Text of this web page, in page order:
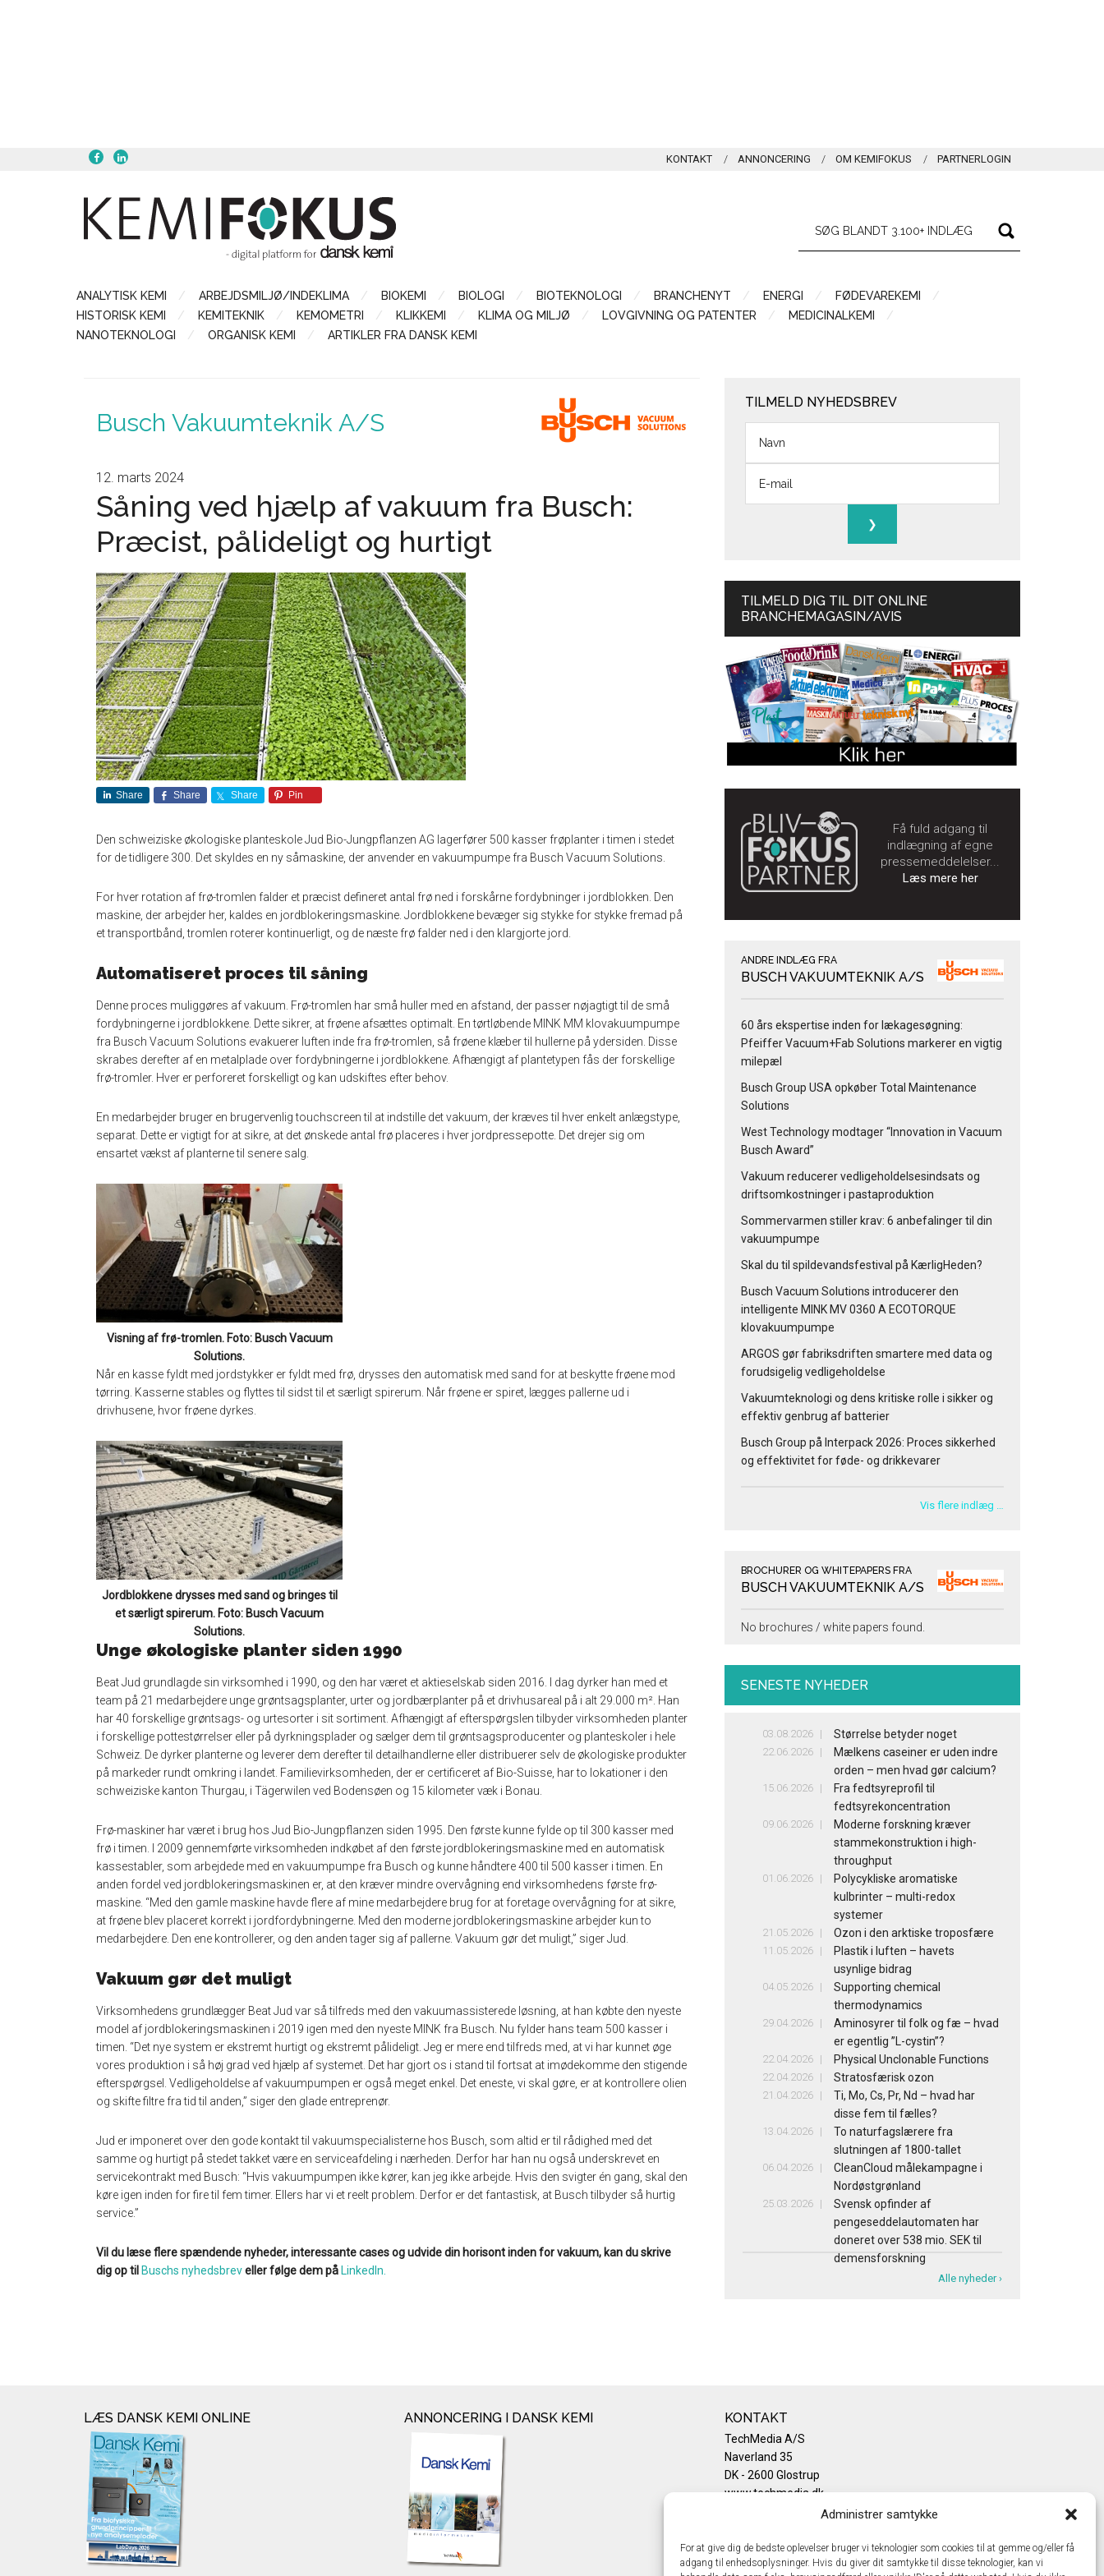
Administrer samtykke
For at give dig de bedste oplevelser bruger vi teknologier som cookies til at gemme og/eller få
adgang til enhedsoplysninger. Hvis du giver dit samtykke til disse teknologier, kan vi
KONTAKT ANNONCERING OM KEMIFOKUS PARTNERLOGIN
ANALYTISK KEMI ARBEJDSMILJØ/INDEKLIMA BIOKEMI BIOLOGI BIOTEKNOLOGI BRANCHENYT ENERGI
FØDEVAREKEMI
HISTORISK KEMI
KEMITEKNIK KEMOMETRI KLIKKEMI KLIMA OG MILJØ LOVGIVNING OG PATENTER
MEDICINALKEMI
NANOTEKNOLOGI
ORGANISK KEMI ARTIKLER FRA DANSK KEMI
Busch Vakuumteknik A/S
12. marts 2024
Såning ved hjælp af vakuum fra Busch:
Præcist, pålideligt og hurtigt
Share Share Share Pin
Den schweiziske økologiske planteskole Jud Bio-Jungpflanzen AG lagerfører 500 kasser frøplanter i timen i stedet
for de tidligere 300. Det skyldes en ny såmaskine, der anvender en vakuumpumpe fra Busch Vacuum Solutions.
For hver rotation af frø-tromlen falder et præcist defineret antal frø ned i forskårne fordybninger i jordblokken. Den
maskine, der arbejder her, kaldes en jordblokeringsmaskine. Jordblokkene bevæger sig stykke for stykke fremad på
et transportbånd, tromlen roterer kontinuerligt, og de næste frø falder ned i den klargjorte jord.
Automatiseret proces til såning
Denne proces muliggøres af vakuum. Frø-tromlen har små huller med en afstand, der passer nøjagtigt til de små
fordybningerne i jordblokkene. Dette sikrer, at frøene afsættes optimalt. En tørtløbende MINK MM klovakuumpumpe
fra Busch Vacuum Solutions evakuerer luften inde fra frø-tromlen, så frøene klæber til hullerne på ydersiden. Disse
skrabes derefter af en metalplade over fordybningerne i jordblokkene. Afhængigt af plantetypen fås der forskellige
frø-tromler. Hver er perforeret forskelligt og kan udskiftes efter behov.
En medarbejder bruger en brugervenlig touchscreen til at indstille det vakuum, der kræves til hver enkelt anlægstype,
separat. Dette er vigtigt for at sikre, at det ønskede antal frø placeres i hver jordpressepotte. Det drejer sig om
ensartet vækst af planterne til senere salg.
Visning af frø-tromlen. Foto: Busch Vacuum
Solutions.
Når en kasse fyldt med jordstykker er fyldt med frø, drysses den automatisk med sand for at beskytte frøene mod
tørring. Kasserne stables og flyttes til sidst til et særligt spirerum. Når frøene er spiret, lægges pallerne ud i
drivhusene, hvor frøene dyrkes.
Jordblokkene drysses med sand og bringes til
et særligt spirerum. Foto: Busch Vacuum
Solutions.
Unge økologiske planter siden 1990
Beat Jud grundlagde sin virksomhed i 1990, og den har været et aktieselskab siden 2016. I dag dyrker han med et
team på 21 medarbejdere unge grøntsagsplanter, urter og jordbærplanter på et drivhusareal på i alt 29.000 m². Han
har 40 forskellige grøntsags- og urtesorter i sit sortiment. Afhængigt af efterspørgslen tilbyder virksomheden planter
i forskellige pottestørrelser eller på dyrkningsplader og sælger dem til grøntsagsproducenter og planteskoler i hele
Schweiz. De dyrker planterne og leverer dem derefter til detailhandlerne eller distribuerer selv de økologiske produkter
på markeder rundt omkring i landet. Familievirksomheden, der er certificeret af Bio-Suisse, har to lokationer i den
schweiziske kanton Thurgau, i Tägerwilen ved Bodensøen og 15 kilometer væk i Bonau.
Frø-maskiner har været i brug hos Jud Bio-Jungpflanzen siden 1995. Den første kunne fylde op til 300 kasser med
frø i timen. I 2009 gennemførte virksomheden indkøbet af den første jordblokeringsmaskine med en automatisk
kassestabler, som arbejdede med en vakuumpumpe fra Busch og kunne håndtere 400 til 500 kasser i timen. En
anden fordel ved jordblokeringsmaskinen er, at den kræver mindre overvågning end virksomhedens første frø-
maskine. “Med den gamle maskine havde flere af mine medarbejdere brug for at foretage overvågning for at sikre,
at frøene blev placeret korrekt i jordfordybningerne. Med den moderne jordblokeringsmaskine arbejder kun to
medarbejdere. Den ene kontrollerer, og den anden tager sig af pallerne. Vakuum gør det muligt,” siger Jud.
Vakuum gør det muligt
Virksomhedens grundlægger Beat Jud var så tilfreds med den vakuumassisterede løsning, at han købte den nyeste
model af jordblokeringsmaskinen i 2019 igen med den nyeste MINK fra Busch. Nu fylder hans team 500 kasser i
timen. “Det nye system er ekstremt hurtigt og ekstremt pålideligt. Jeg er mere end tilfreds med, at vi har kunnet øge
vores produktion i så høj grad ved hjælp af systemet. Det har gjort os i stand til fortsat at imødekomme den stigende
efterspørgsel. Vedligeholdelse af vakuumpumpen er også meget enkel. Det eneste, vi skal gøre, er at kontrollere olien
og skifte filtre fra tid til anden,” siger den glade entreprenør.
Jud er imponeret over den gode kontakt til vakuumspecialisterne hos Busch, som altid er til rådighed med det
samme og hurtigt på stedet takket være en serviceafdeling i nærheden. Derfor har han nu også underskrevet en
servicekontrakt med Busch: “Hvis vakuumpumpen ikke kører, kan jeg ikke arbejde. Hvis den svigter én gang, skal den
køre igen inden for fire til fem timer. Ellers har vi et reelt problem. Derfor er det fantastisk, at Busch tilbyder så hurtig
service.”
Vil du læse flere spændende nyheder, interessante cases og udvide din horisont inden for vakuum, kan du skrive
dig op til Buschs nyhedsbreveller følge dem på LinkedIn.
TILMELD NYHEDSBREV
TILMELD DIG TIL DIT ONLINE
BRANCHEMAGASIN/AVIS
Få fuld adgang til
indlægning af egne
pressemeddelelser...
Læs mere her
ANDRE INDLÆG FRA
BUSCH VAKUUMTEKNIK A/S
60 års ekspertise inden for lækagesøgning:
Pfeiffer Vacuum+Fab Solutions markerer en vigtig
milepæl
Busch Group USA opkøber Total Maintenance
Solutions
West Technology modtager “Innovation in Vacuum
Busch Award”
Vakuum reducerer vedligeholdelsesindsats og
driftsomkostninger i pastaproduktion
Sommervarmen stiller krav: 6 anbefalinger til din
vakuumpumpe
Skal du til spildevandsfestival på KærligHeden?
Busch Vacuum Solutions introducerer den
intelligente MINK MV 0360 A ECOTORQUE
klovakuumpumpe
ARGOS gør fabriksdriften smartere med data og
forudsigelig vedligeholdelse
Vakuumteknologi og dens kritiske rolle i sikker og
effektiv genbrug af batterier
Busch Group på Interpack 2026: Proces sikkerhed
og effektivitet for føde- og drikkevarer
Vis flere indlæg …
BROCHURER OG WHITEPAPERS FRA
BUSCH VAKUUMTEKNIK A/S
No brochures / white papers found.
SENESTE NYHEDER
03.08.2026 Størrelse betyder noget
22.06.2026
Mælkens caseiner er uden indre
orden – men hvad gør calcium?
15.06.2026
Fra fedtsyreprofil til
fedtsyrekoncentration
09.06.2026
Moderne forskning kræver
stammekonstruktion i high-
throughput
01.06.2026
Polycykliske aromatiske
kulbrinter – multi-redox
systemer
21.05.2026 Ozon i den arktiske troposfære
11.05.2026
Plastik i luften – havets
usynlige bidrag
04.05.2026
Supporting chemical
thermodynamics
29.04.2026
Aminosyrer til folk og fæ – hvad
er egentlig ”L-cystin”?
22.04.2026 Physical Unclonable Functions
22.04.2026 Stratosfærisk ozon
21.04.2026
Ti, Mo, Cs, Pr, Nd – hvad har
disse fem til fælles?
13.04.2026
To naturfagslærere fra
slutningen af 1800-tallet
06.04.2026
CleanCloud målekampagne i
Nordøstgrønland
25.03.2026
Svensk opfinder af
pengeseddelautomaten har
doneret over 538 mio. SEK til
demensforskning
Alle nyheder ›
LÆS DANSK KEMI ONLINE ANNONCERING I DANSK KEMI KONTAKT
TechMedia A/S
Naverland 35
DK - 2600 Glostrup
www.techmedia.dk
Telefon: +45 43 24 26 28
Privatlivspolitik
Cookiepolitik